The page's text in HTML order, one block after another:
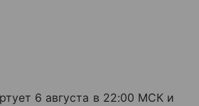
6 августа в 22:00 МСК и